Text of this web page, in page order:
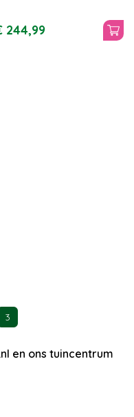
244,99
3
en ons tuincentrum